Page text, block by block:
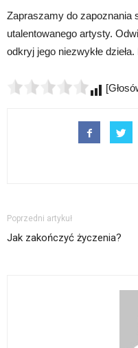
Zapraszamy do zapoznania
utalentowanego artysty.
odkryj jego niezwykłe
Poprzedni artykuł
Jak zakończyć życzenia?